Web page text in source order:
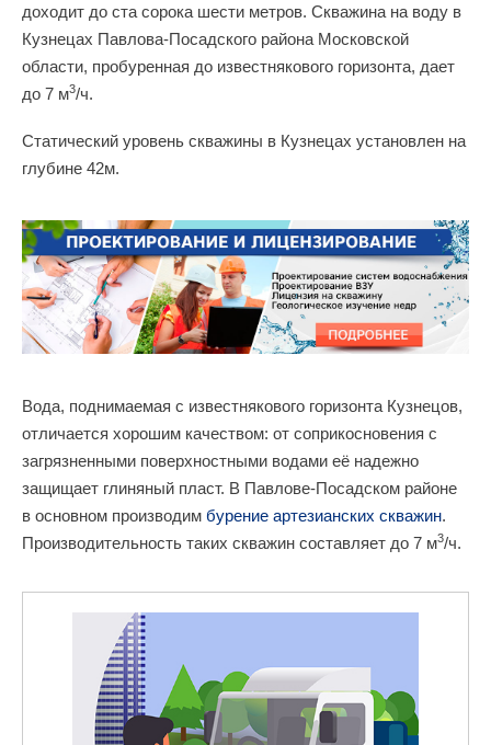
доходит до ста сорока шести метров. Скважина на воду в
Кузнецах Павлова-Посадского района Московской
области, пробуренная до известнякового горизонта, дает
до 7 м3/ч.
Статический уровень скважины в Кузнецах установлен на
глубине 42м.
Вода, поднимаемая с известнякового горизонта Кузнецов,
отличается хорошим качеством: от соприкосновения с
загрязненными поверхностными водами её надежно
защищает глиняный пласт. В Павлове-Посадском районе
в основном производим бурение артезианских скважин.
Производительность таких скважин составляет до 7 м3/ч.